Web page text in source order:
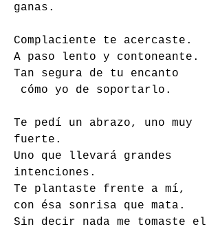
ganas.
Complaciente te acercaste.
A paso lento y contoneante.
Tan segura de tu encanto
cómo yo de soportarlo.
Te pedí un abrazo, uno muy
fuerte.
Uno que llevará grandes
intenciones.
Te plantaste frente a mí,
con ésa sonrisa que mata.
Sin decir nada me tomaste el